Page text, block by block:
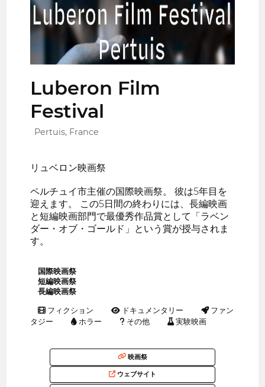
Luberon Film
Festival
Pertuis, France
リュベロン映画祭
ペルチュイ市主催の国際映画祭。 彼は5年目を
迎えます。 この5日間の終わりには、長編映画
と短編映画部門で最優秀作品賞として「ラベン
ダー・オブ・ゴールド」という賞が授与されま
す。
国際映画祭
短編映画祭
長編映画祭
フィクション ドキュメンタリー
ファン
タジー
ホラー その他 実験映画
映画祭
ウェブサイト